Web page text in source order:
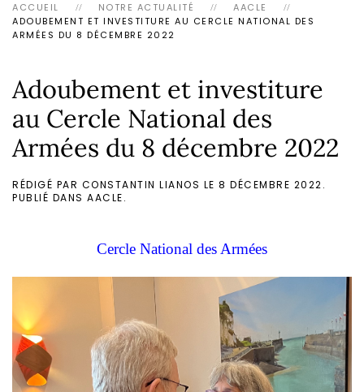
ACCUEIL NOTRE ACTUALITÉ
AACLE
ADOUBEMENT ET INVESTITURE AU CERCLE NATIONAL DES
ARMÉES DU 8 DÉCEMBRE 2022
Adoubement et investiture
au Cercle National des
Armées du 8 décembre 2022
RÉDIGÉ PAR CONSTANTIN LIANOS LE 8 DÉCEMBRE 2022.
PUBLIÉ DANS AACLE.
Cercle National des Armées